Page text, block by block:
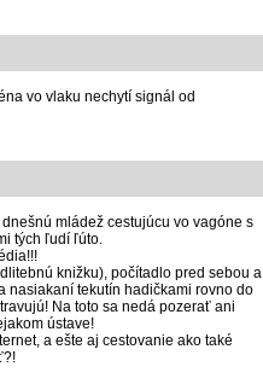
vo vlaku nechytí signál od
mládež cestujúcu vo vagóne s
tých ľudí ľúto.
knižku), počítadlo pred sebou a
nasiakaní tekutín hadičkami rovno do
Na toto sa nedá pozerať ani
ústave!
a ešte aj cestovanie ako také